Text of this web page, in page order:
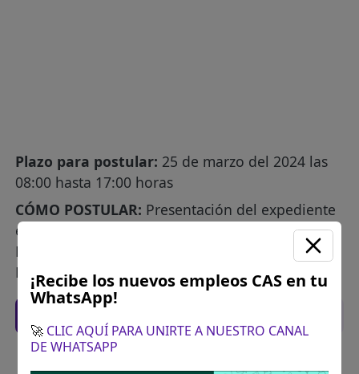
Plazo para postular: 25 de marzo del 2024 las
08:00 hasta 17:00 horas
CÓMO POSTULAR: Presentación del expediente
en sobre cerrado por mesa de partes de la
Municipalidad ubicado en N° S/N Acocro (PLAZA
DE ARMAS LOCAL MUNICIPALIDAD)
¡Recibe los nuevos empleos CAS en tu
WhatsApp!
🚀 CLIC AQUÍ PARA UNIRTE A NUESTRO CANAL
DE WHATSAPP